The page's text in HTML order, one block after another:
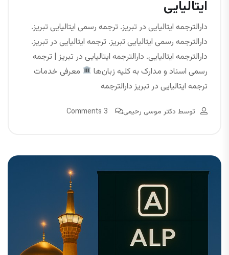
ایتالیایی
دارالترجمه ایتالیایی در تبریز. ترجمه رسمی ایتالیایی تبریز.
دارالترجمه رسمی ایتالیایی تبریز. ترجمه ایتالیایی در تبریز.
دارالترجمه ایتالیایی. دارالترجمه ایتالیایی در تبریز | ترجمه
رسمی اسناد و مدارک به کلیه زبان‌ها
معرفی خدمات
ترجمه ایتالیایی در تبریز دارالترجمه
توسط دکتر موسی رحیمی 3 Comments